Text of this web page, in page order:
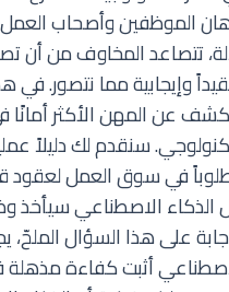
الموظفين وأصحاب
، تتصاعد المخاوف من أن
وإيجابية مما نتصور. في
عن المهن الأكثر أمانًا
سنقدم لك دليلاً
في سوق العمل لعقود
الذكاء الاصطناعي سيأخذ
على هذا السؤال
أثبت كفاءة مذهلة